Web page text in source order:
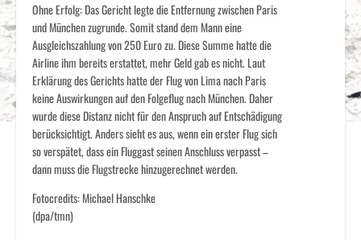
Ohne Erfolg: Das Gericht legte die Entfernung zwischen Paris
und München zugrunde. Somit stand dem Mann eine
Ausgleichszahlung von 250 Euro zu. Diese Summe hatte die
Airline ihm bereits erstattet, mehr Geld gab es nicht. Laut
Erklärung des Gerichts hatte der Flug von Lima nach Paris
keine Auswirkungen auf den Folgeflug nach München. Daher
wurde diese Distanz nicht für den Anspruch auf Entschädigung
berücksichtigt. Anders sieht es aus, wenn ein erster Flug sich
so verspätet, dass ein Fluggast seinen Anschluss verpasst –
dann muss die Flugstrecke hinzugerechnet werden.
Fotocredits: Michael Hanschke
(dpa/tmn)